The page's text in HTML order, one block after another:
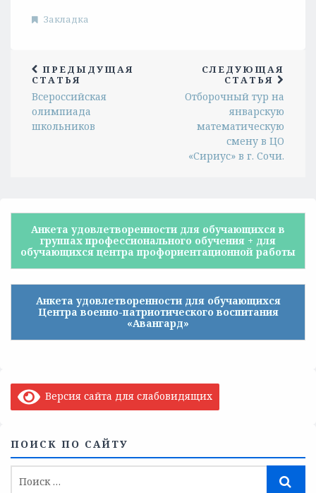
Закладка
ПРЕДЫДУЩАЯ
СТАТЬЯ
Всероссийская
олимпиада
школьников
СЛЕДУЮЩАЯ
СТАТЬЯ
Отборочный тур на
январскую
математическую
смену в ЦО
«Сириус» в г. Сочи.
Анкета удовлетворенности для обучающихся в
группах профессионального обучения + для
обучающихся центра профориентационной работы
Анкета удовлетворенности для обучающихся
Центра военно-патриотического воспитания
«Авангард»
Версия сайта для слабовидящих
ПОИСК ПО САЙТУ